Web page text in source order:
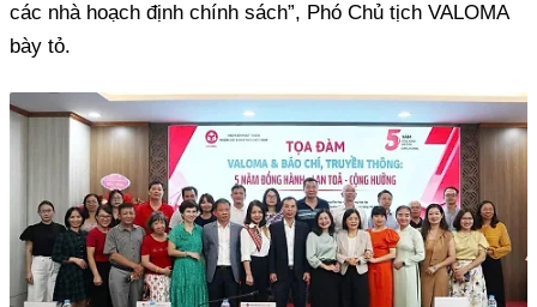
các nhà hoạch định chính sách”, Phó Chủ tịch VALOMA
bày tỏ.